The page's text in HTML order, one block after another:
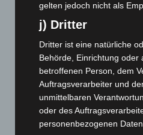
6. August 2026
Region Hannover: 21 neue
Roten Kreuz
5. August 2026
Mann läuft mit
Celle: Mensch stirbt bei
gelten jedoch nicht als
j) Dritter
Dritter ist eine natürliche
Behörde, Einrichtung
betroffenen Person, dem
Auftragsverarbeiter und
unmittelbaren
oder des
personenbezogenen